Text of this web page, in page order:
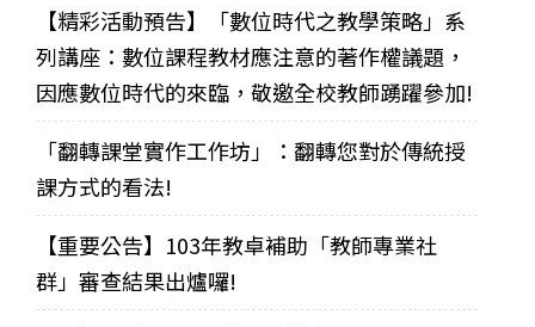
【精彩活動預告】「數位時代之教學策略」系
列講座：數位課程教材應注意的著作權議題，
因應數位時代的來臨，敬邀全校教師踴躍參加!
「翻轉課堂實作工作坊」：翻轉您對於傳統授
課方式的看法!
【重要公告】103年教卓補助「教師專業社
群」審查結果出爐囉!